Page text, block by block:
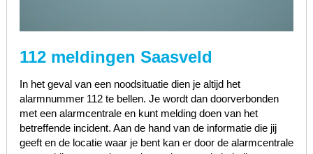
112 meldingen Saasveld
In het geval van een noodsituatie dien je altijd het
alarmnummer 112 te bellen. Je wordt dan doorverbonden
met een alarmcentrale en kunt melding doen van het
betreffende incident. Aan de hand van de informatie die jij
geeft en de locatie waar je bent kan er door de alarmcentrale